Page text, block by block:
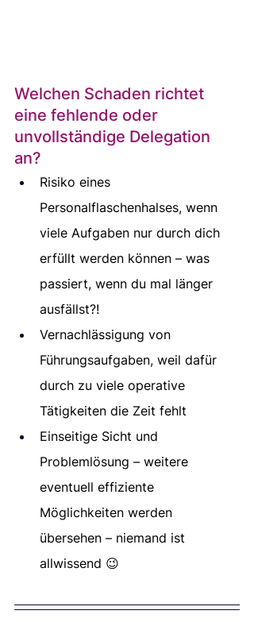
Welchen Schaden richtet
eine fehlende oder
unvollständige Delegation
an?
Risiko eines
Personalflaschenhalses, wenn
viele Aufgaben nur durch dich
erfüllt werden können – was
passiert, wenn du mal länger
ausfällst?!
Vernachlässigung von
Führungsaufgaben, weil dafür
durch zu viele operative
Tätigkeiten die Zeit fehlt
Einseitige Sicht und
Problemlösung – weitere
eventuell effiziente
Möglichkeiten werden
übersehen – niemand ist
allwissend 😉